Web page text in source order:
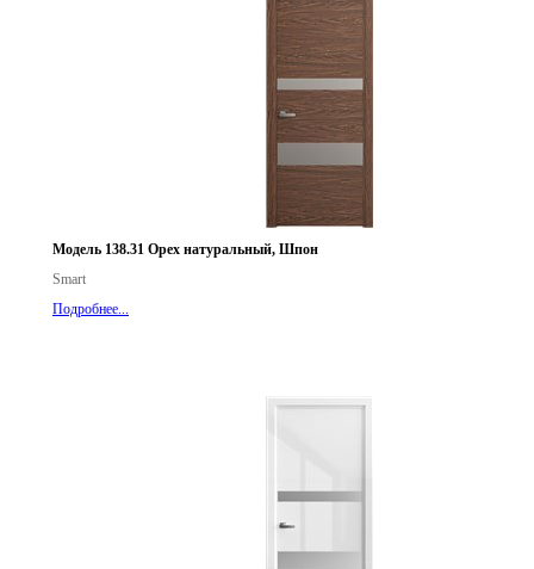
Модель 138.31 Орех натуральный, Шпон
Smart
Подробнее...